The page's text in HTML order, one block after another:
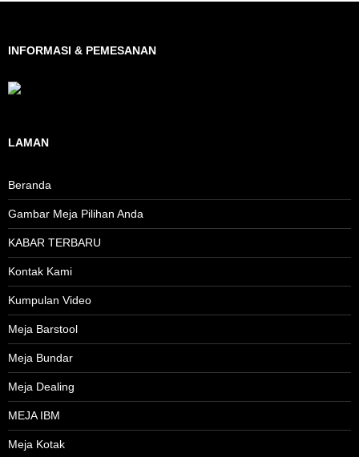
INFORMASI & PEMESANAN
LAMAN
Beranda
Gambar Meja Pilihan Anda
KABAR TERBARU
Kontak Kami
Kumpulan Video
Meja Barstool
Meja Bundar
Meja Dealing
MEJA IBM
Meja Kotak